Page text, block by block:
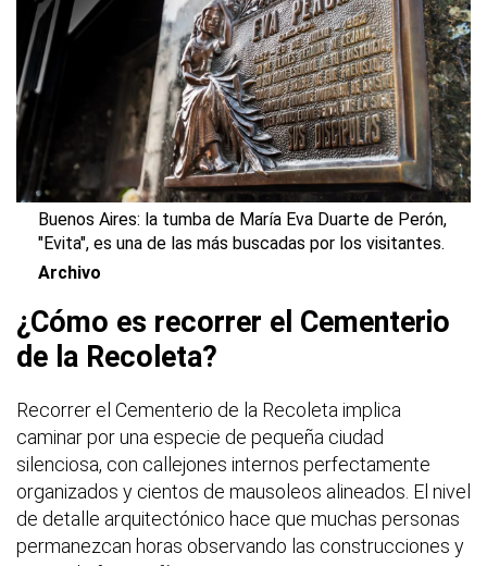
Buenos Aires: la tumba de María Eva Duarte de Perón,
"Evita", es una de las más buscadas por los visitantes.
Archivo
¿Cómo es recorrer el Cementerio
de la Recoleta?
Recorrer el Cementerio de la Recoleta implica
caminar por una especie de pequeña ciudad
silenciosa, con callejones internos perfectamente
organizados y cientos de mausoleos alineados. El nivel
de detalle arquitectónico hace que muchas personas
permanezcan horas observando las construcciones y